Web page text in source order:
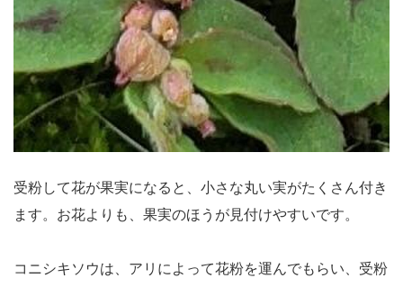
受粉して花が果実になると、小さな丸い実がたくさん付き
ます。お花よりも、果実のほうが見付けやすいです。
コニシキソウは、アリによって花粉を運んでもらい、受粉